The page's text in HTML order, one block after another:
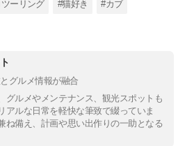
ーリング #猫好き #カブ
グルメ情報が融合
グルメやメンテナンス、観光スポットも
アルな日常を軽快な筆致で綴っていま
ね備え、計画や思い出作りの一助となる